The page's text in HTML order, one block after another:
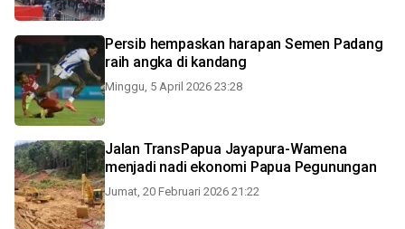
Persib hempaskan harapan Semen Padang
raih angka di kandang
Minggu, 5 April 2026 23:28
Jalan TransPapua Jayapura-Wamena
menjadi nadi ekonomi Papua Pegunungan
Jumat, 20 Februari 2026 21:22